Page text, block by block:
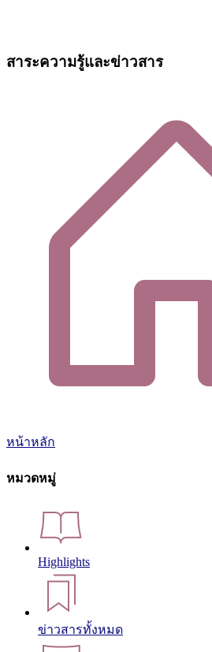
สาระความรู้และข่าวสาร
หน้าหลัก
หมวดหมู่
Highlights
ข่าวสารทั้งหมด